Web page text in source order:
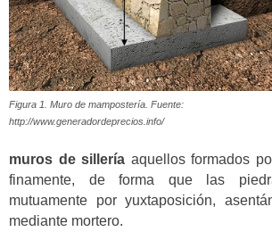
Figura 1. Muro de mampostería. Fuente:
http://www.generadordeprecios.info/
muros de sillería aquellos formados
finamente, de forma que las
mutuamente por yuxtaposición,
mediante mortero.